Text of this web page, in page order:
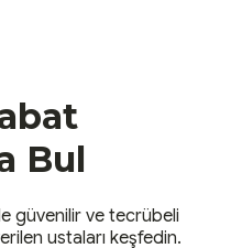
Bul
güvenilir ve tecrübeli
ustaları keşfedin.